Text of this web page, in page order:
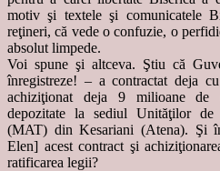
motiv şi textele şi comunicatele
reţineri, că vede o confuzie, o
absolut limpede.
Voi spune şi altceva. Ştiu că
înregistreze! – a contractat deja
achiziţionat deja 9 milioane de
depozitate la sediul Unităţilor
(MAT) din Kesariani (Atena). Şi
Elen] acest contract şi
ratificarea legii?